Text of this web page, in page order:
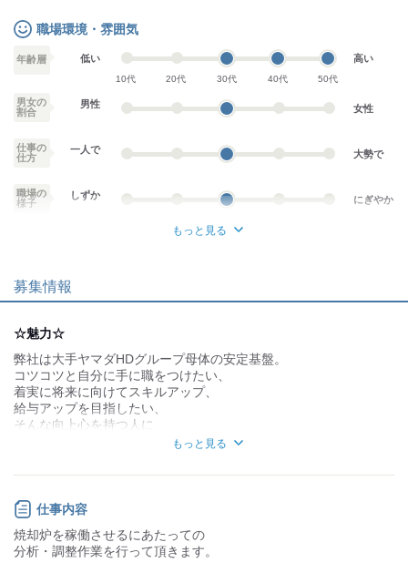
職場環境・雰囲気
年齢層 低い
10代 20代 30代 40代 50代
高い
男女の
割合
男性 女性
仕事の
仕方
一人で 大勢で
職場の
様子
しずか にぎやか
個性が生かせる
デスクワーク
お客様との対話が
少ない
力仕事が少ない
もっと見る
募集情報
☆魅力☆
弊社は大手ヤマダHDグループ母体の安定基盤。
コツコツと自分に手に職をつけたい、
着実に将来に向けてスキルアップ、
給与アップを目指したい、
そんな向上心を持つ人に
待遇や制度で応える職場です！
分析業務は資格やスキルが必要になりますが、
成長を自身で実感できる仕事です。
もっと見る
仕事内容
焼却炉を稼働させるにあたっての
分析・調整作業を行って頂きます。